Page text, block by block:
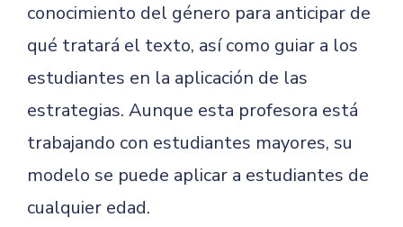
conocimiento del género para anticipar de
qué tratará el texto, así como guiar a los
estudiantes en la aplicación de las
estrategias. Aunque esta profesora está
trabajando con estudiantes mayores, su
modelo se puede aplicar a estudiantes de
cualquier edad.